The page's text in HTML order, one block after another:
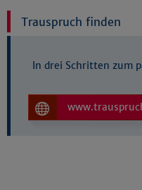
Trauspruch finden
In drei Schritten zum